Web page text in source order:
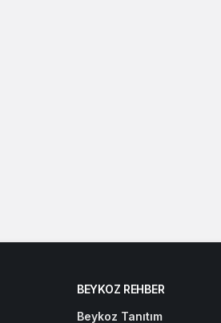
BEYKOZ REHBER
Beykoz Tanıtım